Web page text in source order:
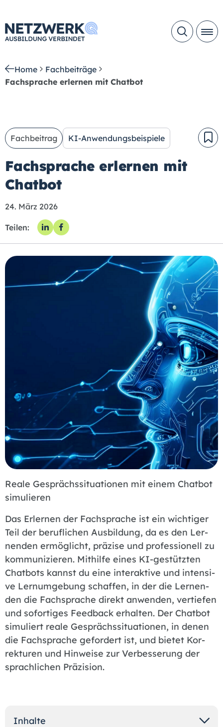
Home
Fachbeiträge
Fachsprache erlernen mit Chatbot
Fachbeitrag KI-Anwendungsbeispiele
Fachsprache erlernen mit
Chatbot
24. März 2026
Teilen:
Reale Gesprächssituationen mit einem Chatbot
simulieren
Das Er­ler­nen der Fach­spra­che ist ein wich­ti­ger
Teil der be­ruf­li­chen Aus­bil­dung, da es den Ler­
nen­den er­mög­licht, prä­zi­se und pro­fes­sio­nell zu
kom­mu­ni­zie­ren. Mit­hil­fe ei­nes KI-ge­stütz­ten
Chat­bots kannst du eine in­ter­ak­ti­ve und in­ten­si­
ve Lern­um­ge­bung schaf­fen, in der die Ler­nen­
den die Fach­spra­che di­rekt an­wen­den, ver­tie­fen
und so­for­ti­ges Feed­back er­hal­ten. Der Chat­bot
si­mu­liert rea­le Ge­sprächs­si­tua­tio­nen, in de­nen
die Fach­spra­che ge­for­dert ist, und bie­tet Kor­
rek­tu­ren und Hin­wei­se zur Ver­bes­se­rung der
sprach­li­chen Prä­zi­si­on.
Inhalte